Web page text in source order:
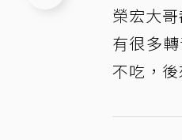
榮宏大
有很多
不吃，